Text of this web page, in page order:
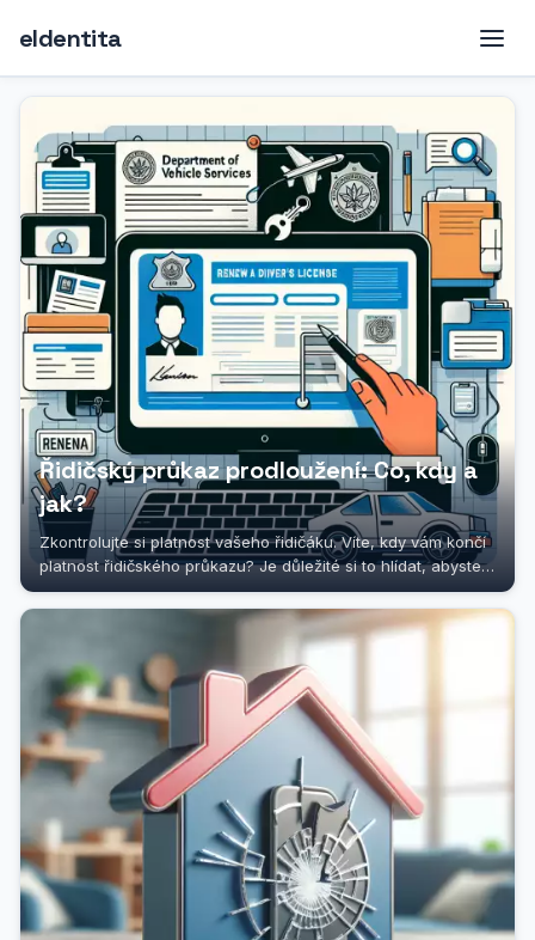
eIdentita
Řidičský průkaz prodloužení: Co, kdy a
jak?
Zkontrolujte si platnost vašeho řidičáku. Víte, kdy vám končí
platnost řidičského průkazu? Je důležité si to hlídat, abyste
se...